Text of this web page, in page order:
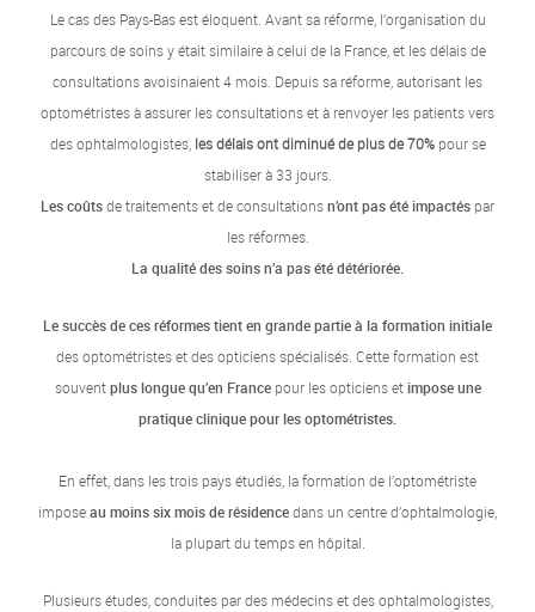
Le cas des Pays-Bas est éloquent. Avant sa réforme, l’organisation du
parcours de soins y était similaire à celui de la France, et les délais de
consultations avoisinaient 4 mois. Depuis sa réforme, autorisant les
optométristes à assurer les consultations et à renvoyer les patients vers
des ophtalmologistes, les délais ont diminué de plus de 70%pour se
stabiliser à 33 jours.
Les coûtsde traitements et de consultationsn’ont pas été impactés par
les réformes.
La qualité des soins n’a pas été détériorée.
Le succès de ces réformes tient en grande partie à la formation initiale
des optométristes et des opticiens spécialisés. Cette formation est
souventplus longue qu’en France pour les opticiens etimpose une
pratique clinique pour les optométristes.
En effet, dans les trois pays étudiés, la formation de l’optométriste
imposeau moins six mois de résidencedans un centre d’ophtalmologie,
la plupart du temps en hôpital.
Plusieurs études, conduites par des médecins et des ophtalmologistes,